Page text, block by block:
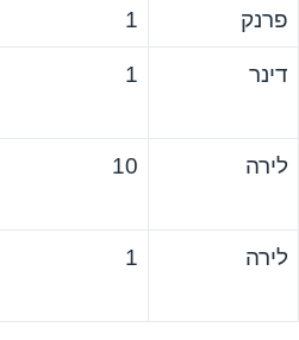
פרנק 1
דינר 1
לירה 10
לירה 1